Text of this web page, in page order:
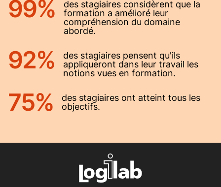
99%
des stagiaires considèrent que la
formation a amélioré leur
compréhension du domaine
abordé.
92%
des stagiaires pensent qu'ils
appliqueront dans leur travail les
notions vues en formation.
75%
des stagiaires ont atteint tous les
objectifs.